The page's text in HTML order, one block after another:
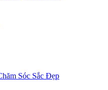
Sóc Sắc Đẹp